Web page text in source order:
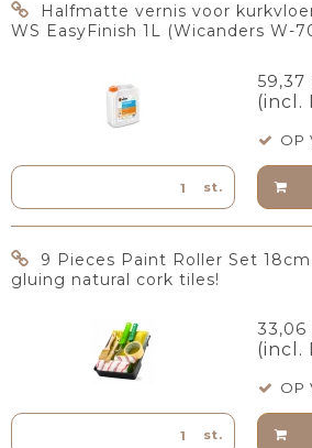
Halfmatte vernis voor
WS EasyFinish 1L (Wicanders W-
59,37
(incl.
OP
st.
9 Pieces Paint Roller Set
gluing natural cork tiles!
33,06
(incl.
OP
st.